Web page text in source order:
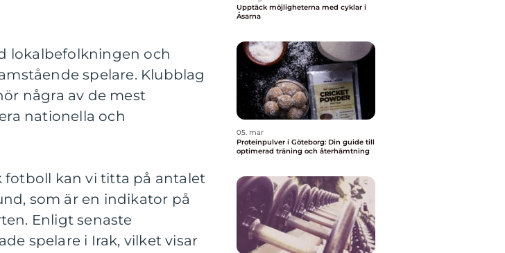
lokalbefolkningen och
spelare. Klubblag
några av de mest
nationella och
fotboll kan vi titta på antalet
som är en indikator på
Enligt senaste
spelare i Irak, vilket visar
Upptäck möjligheterna med cyklar i
Åsarna
05. mar
Proteinpulver i Göteborg: Din guide till
optimerad träning och återhämtning